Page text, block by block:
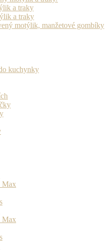
a traky
a traky
motýlik, manžetové gombíky
kuchynky
Max
Max